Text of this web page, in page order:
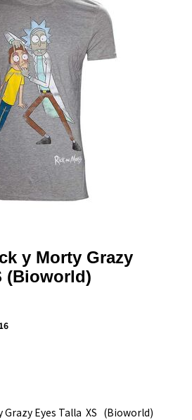
y Morty Grazy
(Bioworld)
Grazy Eyes Talla XS (Bioworld)